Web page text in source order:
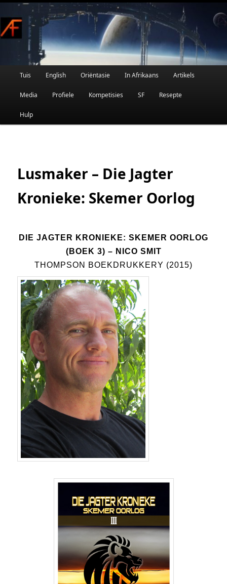
Skip
to
primary
content
Afrikaanse Wetenskapfiksie en Fantasie
Main
Tuis English Oriëntasie In Afrikaans Artikels
Media Profiele Kompetisies SF Resepte
Hulp
Lusmaker – Die Jagter
Kronieke: Skemer Oorlog
DIE JAGTER KRONIEKE: SKEMER OORLOG
(BOEK 3) – NICO SMIT
THOMPSON BOEKDRUKKERY (2015)